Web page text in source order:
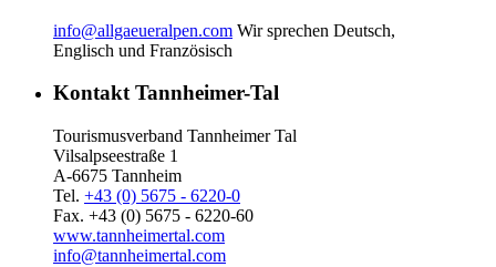
info@allgaeueralpen.com Wir sprechen Deutsch,
Englisch und Französisch
Kontakt Tannheimer-Tal
Tourismusverband Tannheimer Tal
Vilsalpseestraße 1
A-6675 Tannheim
Tel. +43 (0) 5675 - 6220-0
Fax. +43 (0) 5675 - 6220-60
www.tannheimertal.com
info@tannheimertal.com